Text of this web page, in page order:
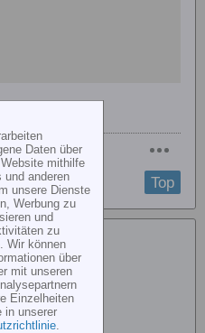
Top
Daten über
mithilfe
und anderen
unsere Dienste
Werbung zu
und
zu
Wir können
über
mit unseren
Einzelheiten
in unserer
.